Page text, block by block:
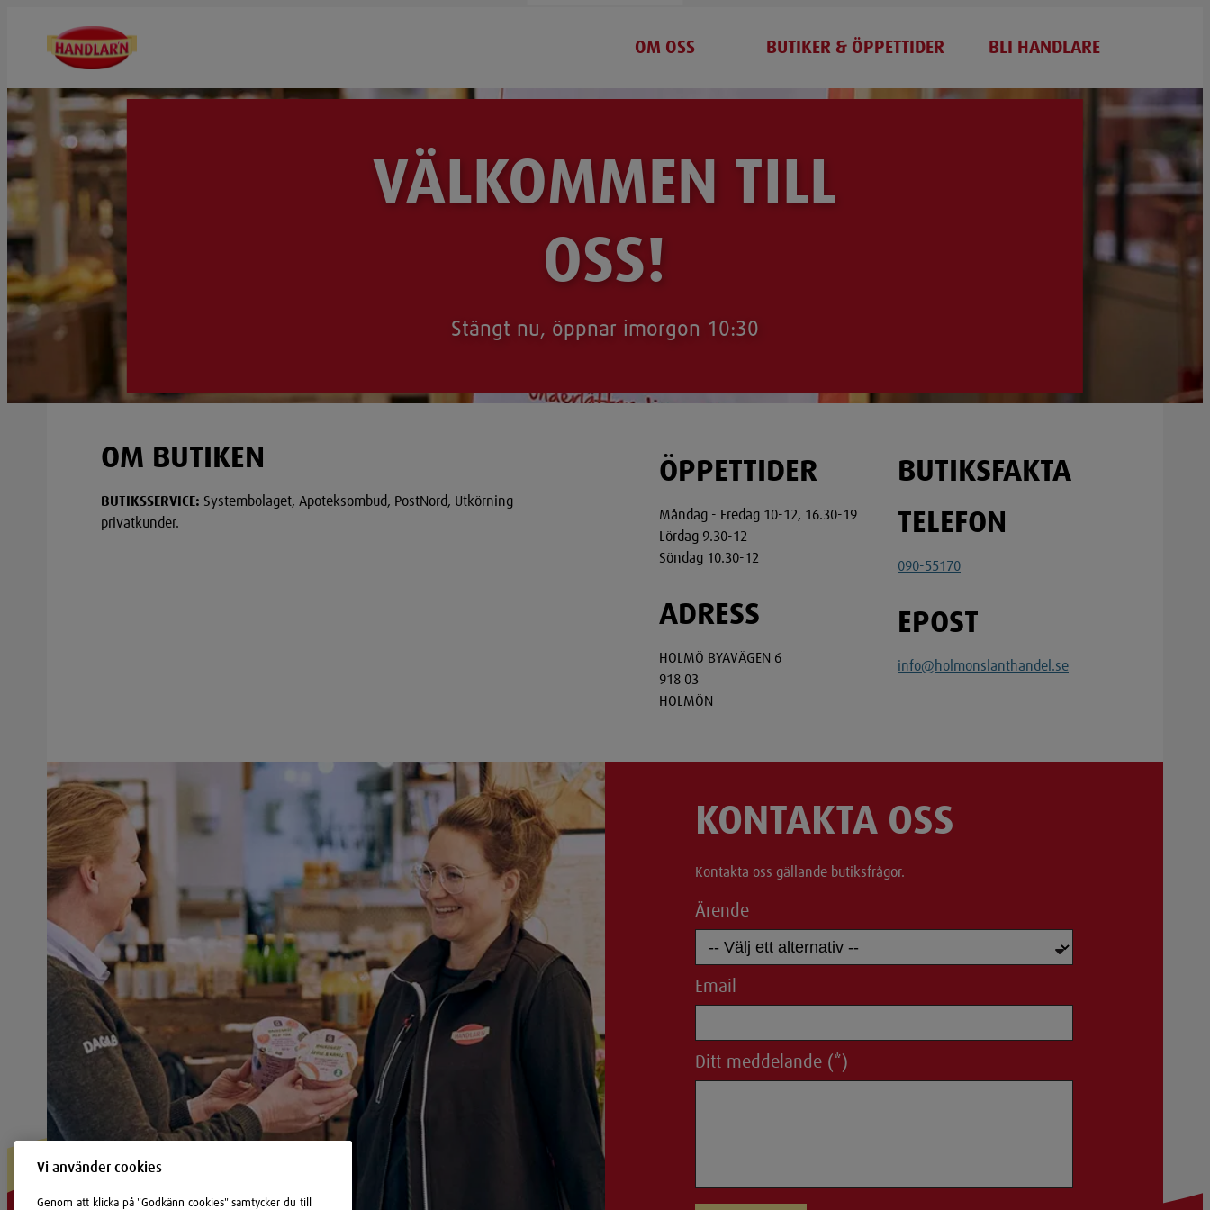
OM OSS BUTIKER & ÖPPETTIDER BLI HANDLARE
VÄLKOMMEN TILL
OSS!
Stängt nu, öppnar imorgon 10:30
OM BUTIKEN
BUTIKSSERVICE: Systembolaget, Apoteksombud, PostNord, Utkörning
privatkunder.
ÖPPETTIDER
Måndag - Fredag 10-12, 16.30-19
Lördag 9.30-12
Söndag 10.30-12
ADRESS
HOLMÖ BYAVÄGEN 6
918 03
HOLMÖN
BUTIKSFAKTA
TELEFON
090-55170
EPOST
info@holmonslanthandel.se
KONTAKTA OSS
Kontakta oss gällande butiksfrågor.
Ärende
Email
Ditt meddelande
Vi använder cookies
Genom att klicka på "Godkänn cookies" samtycker du till